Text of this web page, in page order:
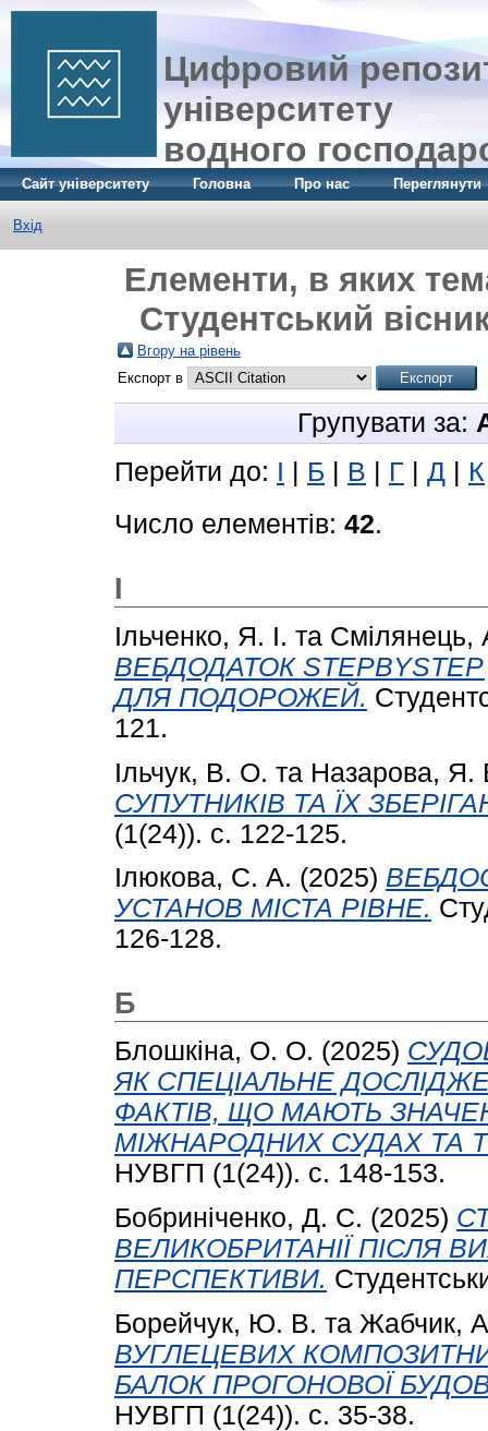
Цифровий
університету
водного
Сайт університету Головна Про нас Переглянути
Вхід
Елементи, в яких
Студентський
Вгору на рівень
Експорт в
Групувати за:
Перейти до: І Б В Г Д К
Число елементів: 42.
І
Ільченко, Я. І. та Смілянець,
ВЕБДОДАТОК
ДЛЯ ПОДОРОЖЕЙ.
121.
Ільчук, В. О. та Назарова, Я.
СУПУТНИКІВ ТА ЇХ
(1(24)). с. 122-125.
Ілюкова, С. А. (2025)
УСТАНОВ МІСТА РІВНЕ.
126-128.
Б
Блошкіна, О. О. (2025)
ЯК СПЕЦІАЛЬНЕ
ФАКТІВ, ЩО МАЮТЬ
МІЖНАРОДНИХ СУДАХ ТА
НУВГП (1(24)). с. 148-153.
Бобриніченко, Д. С. (2025)
ВЕЛИКОБРИТАНІЇ ПІСЛЯ
ПЕРСПЕКТИВИ.
Борейчук, Ю. В. та Жабчик,
ВУГЛЕЦЕВИХ
БАЛОК ПРОГОНОВОЇ
НУВГП (1(24)). с. 35-38.